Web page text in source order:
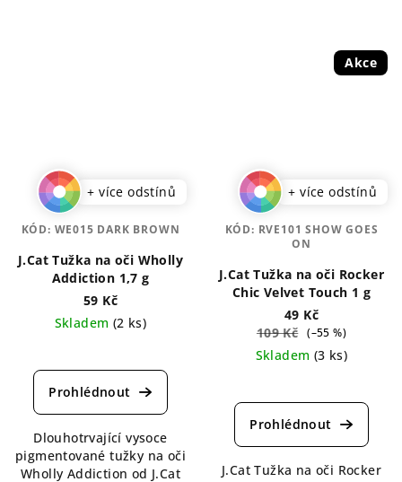
+ více odstínů
J.Cat Tužka na oči Wholly
Addiction 1,7 g
59 Kč
Skladem (2 ks)
hodnocení
produktu
z
5
hvězdiček.
Dlouhotrvající vysoce
pigmentované tužky na oči
Wholly Addiction od J.Cat
KÓD: WE015 DARK BROWN
Akce
+ více odstínů
J.Cat Tužka na oči Rocker
Chic Velvet Touch 1 g
49 Kč
109 Kč (–55 %)
Skladem (3 ks)
hodnocení
produktu
z
J.Cat Tužka na oči Rocker
KÓD: RVE101 SHOW GOES
ON